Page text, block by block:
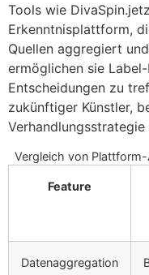
Tools wie
Erkenntnisplattform,
Quellen aggregiert
ermöglichen sie
Entscheidungen zu
zukünftiger Künstler,
Vergleich von
Feature
Datenaggregation